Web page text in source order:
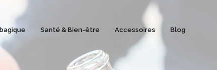
Santé & Bien-être Accessoires Blog